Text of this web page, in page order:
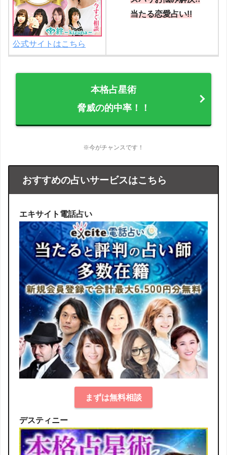
公式サイトはこちら
当たる恋愛占い!!
本格占星術
脅威の的中率！！
※今がチャンスです！
おすすめの占いサービスはこちら
エキサイト電話占い
まずは無料相談
デスティニー